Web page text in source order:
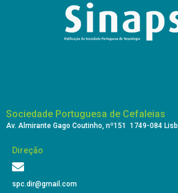
Sociedade Portuguesa de Cefaleias
Av. Almirante Gago Coutinho, nº151 1749-084
Direção
spc.dir@gmail.com